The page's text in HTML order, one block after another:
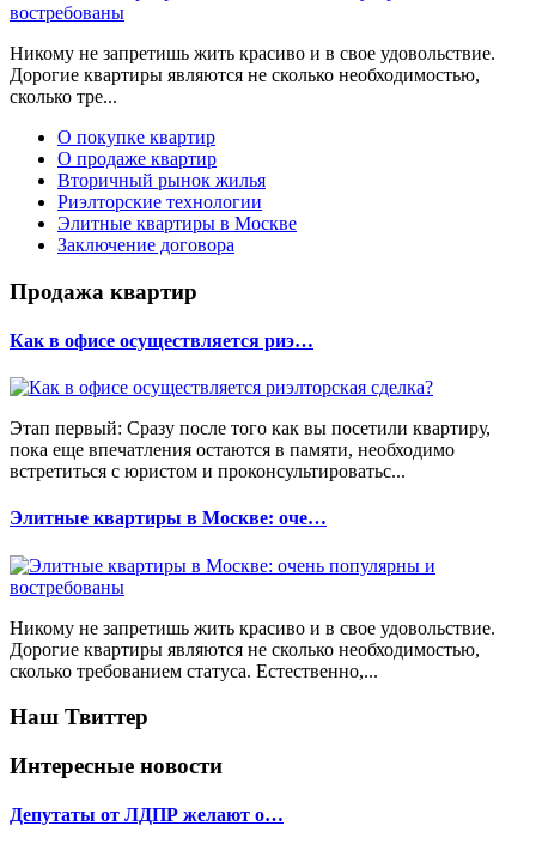
Никому не запретишь жить красиво и в свое удовольствие.
Дорогие квартиры являются не сколько необходимостью,
сколько тре...
О покупке квартир
О продаже квартир
Вторичный рынок жилья
Риэлторские технологии
Элитные квартиры в Москве
Заключение договора
Продажа квартир
Как в офисе осуществляется риэ…
Этап первый: Сразу после того как вы посетили квартиру,
пока еще впечатления остаются в памяти, необходимо
встретиться с юристом и проконсультироватьс...
Элитные квартиры в Москве: оче…
Никому не запретишь жить красиво и в свое удовольствие.
Дорогие квартиры являются не сколько необходимостью,
сколько требованием статуса. Естественно,...
Наш Твиттер
Интересные новости
Депутаты от ЛДПР желают о…